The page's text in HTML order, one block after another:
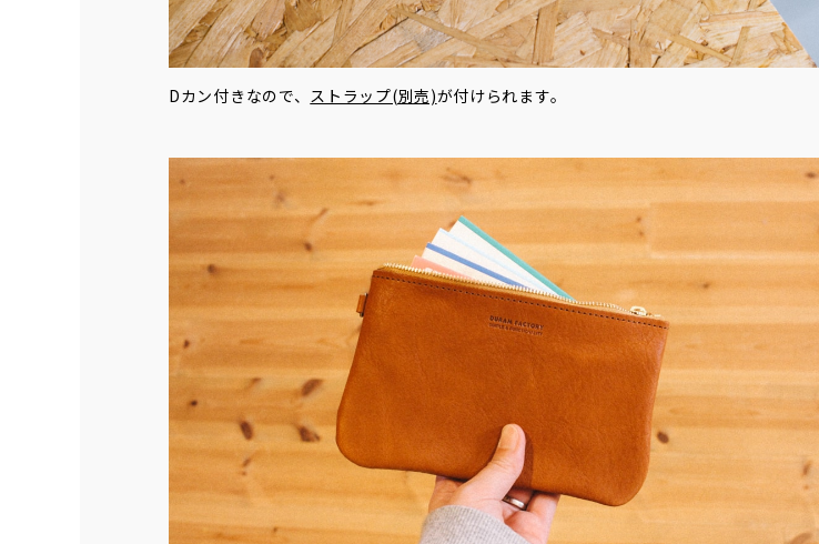
Dカン付きなので、 ストラップ(別売)が付けられます。